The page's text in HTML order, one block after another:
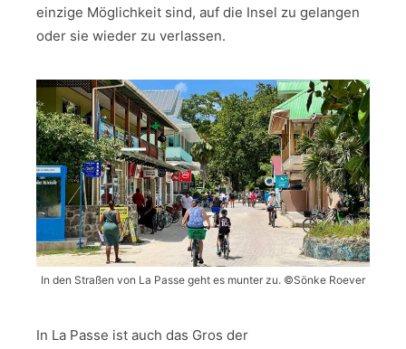
einzige Möglichkeit sind, auf die Insel zu gelangen
oder sie wieder zu verlassen.
In den Straßen von La Passe geht es munter zu. ©Sönke Roever
In La Passe ist auch das Gros der